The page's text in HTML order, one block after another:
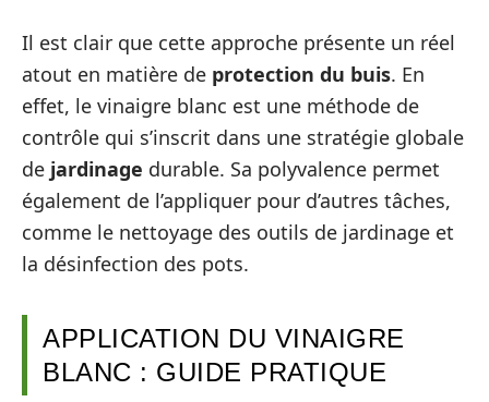
Il est clair que cette approche présente un réel
atout en matière de protection du buis. En
effet, le vinaigre blanc est une méthode de
contrôle qui s’inscrit dans une stratégie globale
de jardinage durable. Sa polyvalence permet
également de l’appliquer pour d’autres tâches,
comme le nettoyage des outils de jardinage et
la désinfection des pots.
APPLICATION DU VINAIGRE
BLANC : GUIDE PRATIQUE